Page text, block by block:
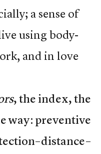
a sense of
using body-
and in love.
, the index, the
way: preventive